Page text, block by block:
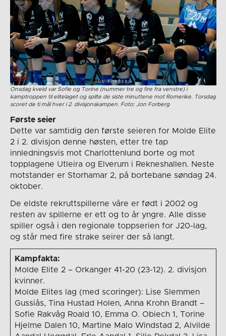
Onsdag kveld var Sofie og Torine (nummer tre og fire fra venstre) i
kamptroppen til elitelaget og spilte de siste minuttene mot Romerike. Torsdag
scoret de ti mål hver i 2. divisjonskampen. Foto: Jon Forberg
Første seier
Dette var samtidig den første seieren for Molde Elite
2 i 2. divisjon denne høsten, etter tre tap
innledningsvis mot Charlottenlund borte og mot
topplagene Utleira og Elverum i Rekneshallen. Neste
motstander er Storhamar 2, på bortebane søndag 24.
oktober.
De eldste rekruttspillerne våre er født i 2002 og
resten av spillerne er ett og to år yngre. Alle disse
spiller også i den regionale toppserien for J20-lag,
og står med fire strake seirer der så langt.
Kampfakta:
Molde Elite 2 – Orkanger 41-20 (23-12). 2. divisjon
kvinner.
Molde Elites lag (med scoringer): Lise Slemmen
Gussiås, Tina Hustad Holen, Anna Krohn Brandt –
Sofie Rakvåg Roald 10, Emma O. Obiech 1, Torine
Hjelme Dalen 10, Martine Malo Windstad 2, Alvilde